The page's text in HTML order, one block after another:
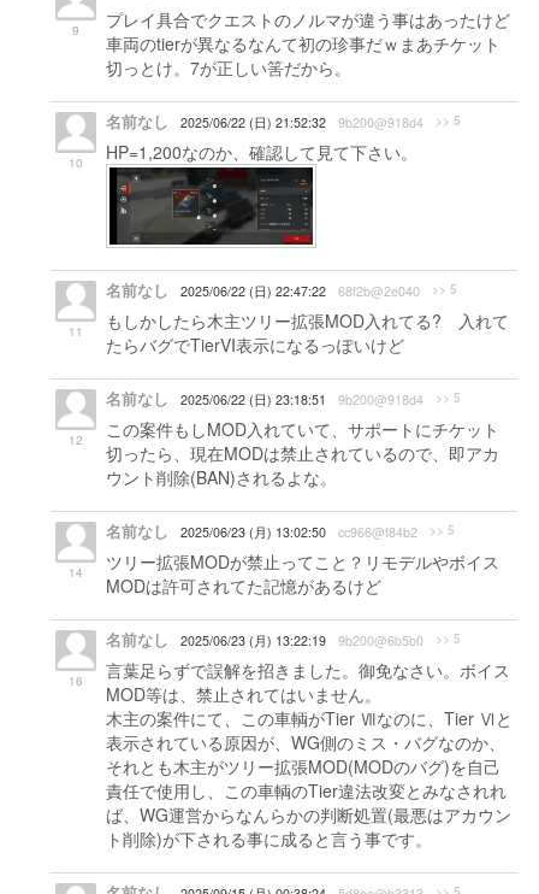
9
プレイ具合でクエストのノルマが違う事はあったけど
車両のtierが異なるなんて初の珍事だｗまあチケット
切っとけ。7が正しい筈だから。
10
名前なし 2025/06/22 (日) 21:52:32 9b200@918d4 >> 5
HP=1,200なのか、確認して見て下さい。
11
名前なし 2025/06/22 (日) 22:47:22 68f2b@2e040 >> 5
もしかしたら木主ツリー拡張MOD入れてる? 入れて
たらバグでTierVI表示になるっぽいけど
12
名前なし 2025/06/22 (日) 23:18:51 9b200@918d4 >> 5
この案件もしMOD入れていて、サポートにチケット
切ったら、現在MODは禁止されているので、即アカ
ウント削除(BAN)されるよな。
14
名前なし 2025/06/23 (月) 13:02:50 cc966@f84b2 >> 5
ツリー拡張MODが禁止ってこと？リモデルやボイス
MODは許可されてた記憶があるけど
16
名前なし 2025/06/23 (月) 13:22:19 9b200@6b5b0 >> 5
言葉足らずで誤解を招きました。御免なさい。ボイス
MOD等は、禁止されてはいません。
木主の案件にて、この車輌がTier Ⅶなのに、Tier Ⅵと
表示されている原因が、WG側のミス・バグなのか、
それとも木主がツリー拡張MOD(MODのバグ)を自己
責任で使用し、この車輌のTier違法改変とみなされれ
ば、WG運営からなんらかの判断処置(最悪はアカウン
ト削除)が下される事に成ると言う事です。